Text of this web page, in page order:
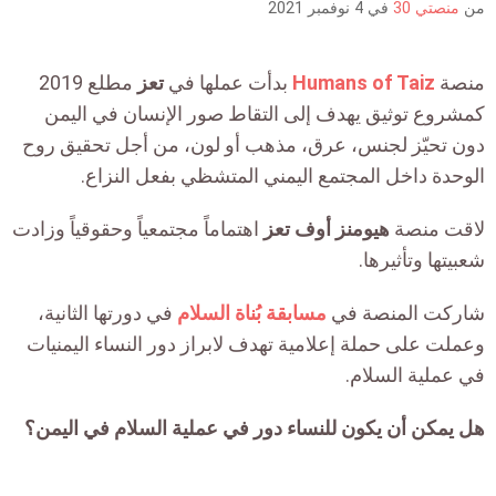
من منصتي 30 في 4 نوفمبر 2021
منصة Humans of Taiz بدأت عملها فيتعز
مطلع 2019
كمشروع توثيق يهدف إلى التقاط صور الإنسان في اليمن
دون تحيّز لجنس، عرق، مذهب أو لون، من أجل تحقيق روح
الوحدة داخل المجتمع اليمني المتشظي بفعل النزاع.
لاقت منصة هيومنز أوف تعز اهتماماً مجتمعياً وحقوقياً وزادت
شعبيتها وتأثيرها.
شاركت المنصة في مسابقة بُناة السلام في دورتها الثانية،
وعملت على حملة إعلامية تهدف لابراز دور النساء اليمنيات
في عملية السلام.
هل يمكن أن يكون للنساء دور في عملية السلام في اليمن؟